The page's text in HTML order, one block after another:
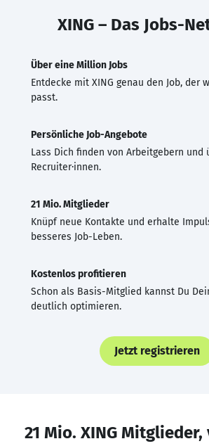
XING – Das Jobs-
Über eine Million Jobs
Entdecke mit XING genau den Job, der
passt.
Persönliche Job-Angebote
Lass Dich finden von Arbeitgebern und
Recruiter·innen.
21 Mio. Mitglieder
Knüpf neue Kontakte und erhalte
besseres Job-Leben.
Kostenlos profitieren
Schon als Basis-Mitglied kannst Du
deutlich optimieren.
Jetzt registrieren
21 Mio. XING Mitglieder,